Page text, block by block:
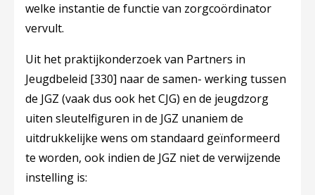
welke instantie de functie van zorgcoördinator
vervult.
Uit het praktijkonderzoek van Partners in
Jeugdbeleid [330] naar de samen- werking tussen
de JGZ (vaak dus ook het CJG) en de jeugdzorg
uiten sleutelfiguren in de JGZ unaniem de
uitdrukkelijke wens om standaard geïnformeerd
te worden, ook indien de JGZ niet de verwijzende
instelling is: